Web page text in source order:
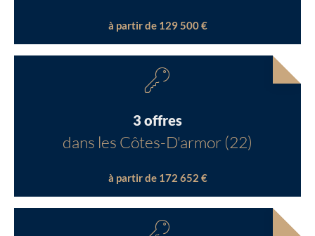
à partir de 129 500 €
3 offres
dans les Côtes-D'armor (22)
à partir de 172 652 €